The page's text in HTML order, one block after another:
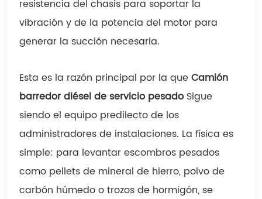
resistencia del chasis para soportar la
vibración y de la potencia del motor para
generar la succión necesaria.
Esta es la razón principal por la queCamión
barredor diésel de servicio pesado Sigue
siendo el equipo predilecto de los
administradores de instalaciones. La física es
simple: para levantar escombros pesados ​​
como pellets de mineral de hierro, polvo de
carbón húmedo o trozos de hormigón, se